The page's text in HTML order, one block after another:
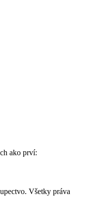
ako prví:
Všetky práva